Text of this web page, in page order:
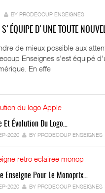
BY PRODECOUP ENSEIGNES
S'ÉQUIPE D'UNE TOUTE
de mieux possible aux
Enseignes s'est équipé
En effe
Et Évolution Du Logo…
2020 BY PRODECOUP ENSEIGNES
Enseigne Pour Le Monoprix…
2020 BY PRODECOUP ENSEIGNES